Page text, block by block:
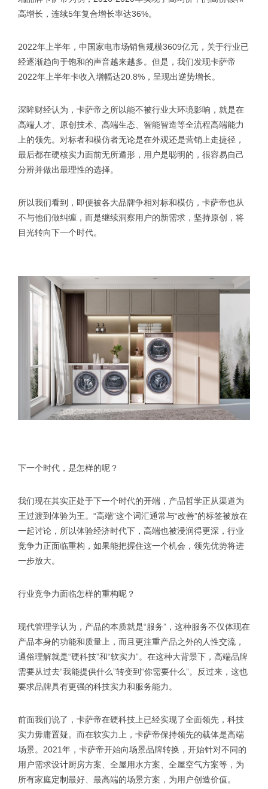
高增长，连续5年复合增长率达36%。
2022年上半年，中国家电市场销售规模3609亿元，关于行业已
经逐渐趋向于饱和的声音越来越多。但是，我们发现卡萨帝
2022年上半年卡收入增幅达20.8%，呈现出逆势增长。
深眸财经认为，卡萨帝之所以能不被行业大环境影响，就是在
高端人才、原创技术、高端生态、智能智造等全流程高端能力
上的领先。对标者和模仿者无论是在外观还是营销上走捷径，
最后都在硬核实力面前无所遁形，用户是聪明的，很容易自己
分辨并做出最理性的选择。
所以我们看到，即便被各大品牌争相对标和模仿，卡萨帝也从
不与他们做纠缠，而是继续洞察用户的新需求，坚持原创，将
目光转向下一个时代。
下一个时代，是怎样的呢？
我们现在其实正处于下一个时代的开端，产品哲学正从渠道为
王过渡到体验为王。“高端”这个词汇通常与“改善”的标签被放在
一起讨论，所以体验经济时代下，高端也被浸润得更深，行业
竞争力正面临重构，如果能把握住这一个机会，领先优势将进
一步放大。
行业竞争力面临怎样的重构呢？
现代管理学认为，产品的本质就是“服务”，这种服务不仅体现在
产品本身的功能和质量上，而且更注重产品之外的人性交流，
通俗理解就是“硬科技”和“软实力”。在这种大背景下，高端品牌
需要从过去“我能提供什么”转变到“你需要什么”。反过来，这也
要求品牌具有更强的科技实力和服务能力。
前面我们说了，卡萨帝在硬科技上已经实现了全面领先，科技
实力毋庸置疑。而在软实力上，卡萨帝保持领先的载体是高端
场景。2021年，卡萨帝开始向场景品牌转换，开始针对不同的
用户需求设计厨房方案、全屋用水方案、全屋空气方案等，为
所有家庭定制最好、最高端的场景方案，为用户创造价值。